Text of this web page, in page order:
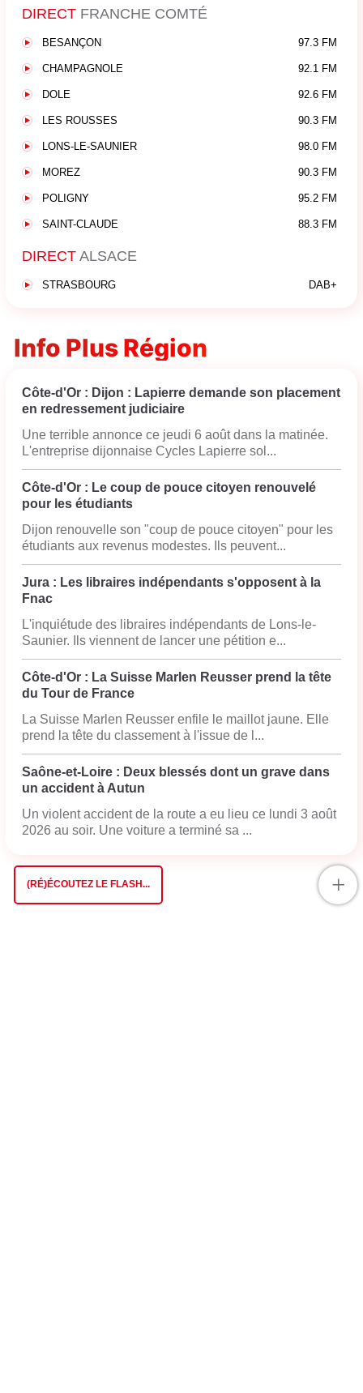
DIRECT FRANCHE COMTÉ
BESANÇON 97.3 FM
CHAMPAGNOLE 92.1 FM
DOLE 92.6 FM
LES ROUSSES 90.3 FM
LONS-LE-SAUNIER 98.0 FM
MOREZ 90.3 FM
POLIGNY 95.2 FM
SAINT-CLAUDE 88.3 FM
DIRECT ALSACE
STRASBOURG DAB+
Info Plus Région
Côte-d'Or : Dijon : Lapierre demande son placement
en redressement judiciaire
Une terrible annonce ce jeudi 6 août dans la matinée.
L'entreprise dijonnaise Cycles Lapierre sol...
Côte-d'Or : Le coup de pouce citoyen renouvelé
pour les étudiants
Dijon renouvelle son "coup de pouce citoyen" pour les
étudiants aux revenus modestes. Ils peuvent...
Jura : Les libraires indépendants s'opposent à la
Fnac
L'inquiétude des libraires indépendants de Lons-le-
Saunier. Ils viennent de lancer une pétition e...
Côte-d'Or : La Suisse Marlen Reusser prend la tête
du Tour de France
La Suisse Marlen Reusser enfile le maillot jaune. Elle
prend la tête du classement à l'issue de l...
Saône-et-Loire : Deux blessés dont un grave dans
un accident à Autun
Un violent accident de la route a eu lieu ce lundi 3 août
2026 au soir. Une voiture a terminé sa ...
(RÉ)ÉCOUTEZ LE FLASH... +